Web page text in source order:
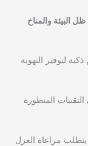
البيئة والمناخ
لتوفير التهوية
المتطورة
يتطلب مراعاة العزل